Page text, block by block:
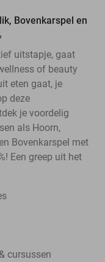
Bovenkarspel en
uitstapje, gaat
of beauty
eten gaat, je
deze
je voordelig
als Hoorn,
Bovenkarspel met
Een greep uit het
cursussen